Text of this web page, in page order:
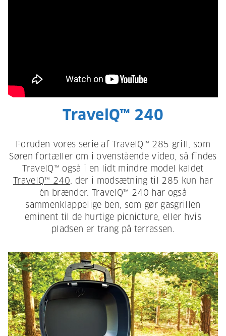
TravelQ™ 240
Foruden vores serie af TravelQ™ 285 grill, som
Søren fortæller om i ovenstående video, så findes
TravelQ™ også i en lidt mindre model kaldet
TravelQ™ 240, der i modsætning til 285 kun har
én brænder. TravelQ™ 240 har også
sammenklappelige ben, som gør gasgrillen
eminent til de hurtige picnicture, eller hvis
pladsen er trang på terrassen.